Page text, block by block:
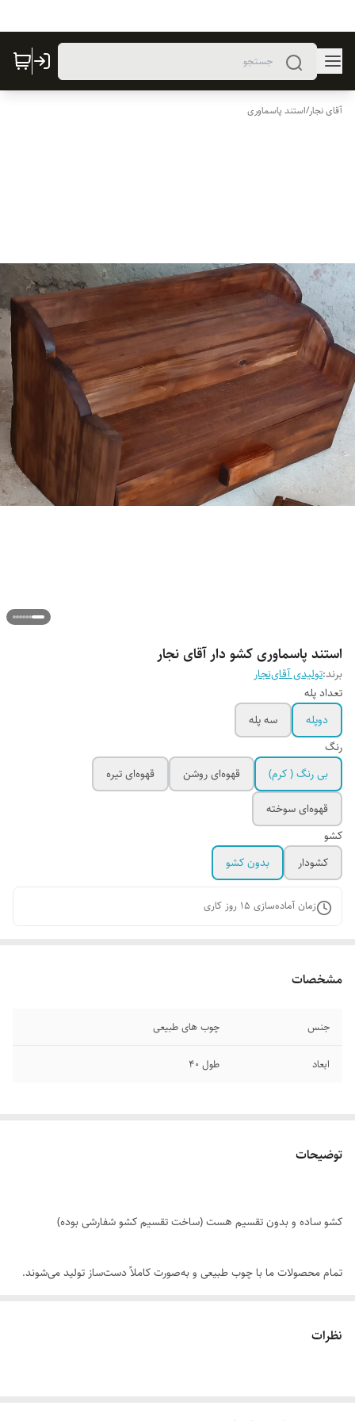
آقای نجار/استند پاسماوری
استند پاسماوری کشو دار آقای نجار
برند:تولیدی آقای‌نجار
تعداد پله
دوپله
سه پله
رنگ
بی رنگ ( کرم)
قهوه‌ای روشن
قهوه‌ای تیره
قهوه‌ای سوخته
کشو
کشودار
بدون کشو
زمان آماده‌سازی 15 روز کاری
مشخصات
جنس چوب‌ های طبیعی
ابعاد طول ۴۰
توضیحات
کشو ساده و بدون تقسیم هست (ساخت تقسیم کشو شفارشی بوده)
تمام محصولات ما با چوب طبیعی و به‌صورت کاملاً دست‌ساز تولید می‌شوند.
موجود وجود دارد. این ویژگی‌ها بخشی از اصالت و هویت چوب طبیعی است و
نظرات